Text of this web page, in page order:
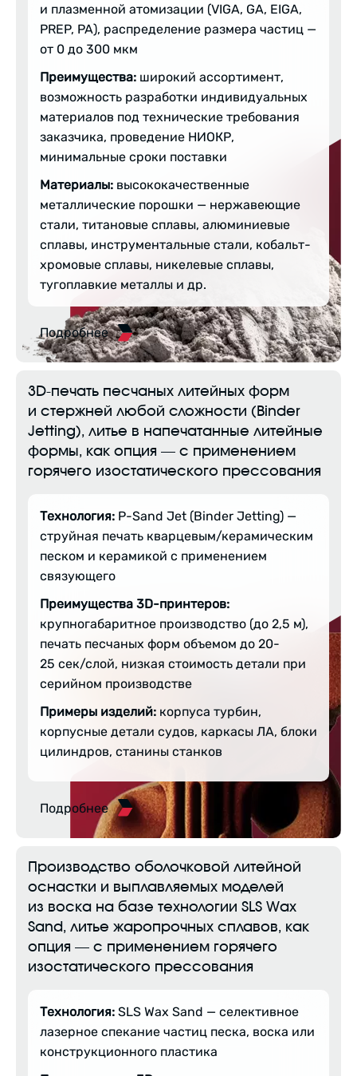
и плазменной атомизации (VIGA, GA, EIGA,
PREP, PA), распределение размера частиц —
от 0 до 300 мкм
Преимущества: широкий ассортимент,
возможность разработки индивидуальных
материалов под технические требования
заказчика, проведение НИОКР,
минимальные сроки поставки
Материалы: высококачественные
металлические порошки — нержавеющие
стали, титановые сплавы, алюминиевые
сплавы, инструментальные стали, кобальт-
хромовые сплавы, никелевые сплавы,
тугоплавкие металлы и др.
Подробнее
3D-печать песчаных литейных форм
и стержней любой сложности (Binder
Jetting), литье в напечатанные литейные
формы, как опция — с применением
горячего изостатического прессования
Технология: P-Sand Jet (Binder Jetting) —
струйная печать кварцевым/керамическим
песком и керамикой с применением
связующего
Преимущества 3D-принтеров:
крупногабаритное производство (до 2,5 м),
печать песчаных форм объемом до 20-
25 сек/слой, низкая стоимость детали при
серийном производстве
Примеры изделий: корпуса турбин,
корпусные детали судов, каркасы ЛА, блоки
цилиндров, станины станков
Подробнее
Производство оболочковой литейной
оснастки и выплавляемых моделей
из воска на базе технологии SLS Wax
Sand, литье жаропрочных сплавов, как
опция — с применением горячего
изостатического прессования
Технология: SLS Wax Sand — селективное
лазерное спекание частиц песка, воска или
конструкционного пластика